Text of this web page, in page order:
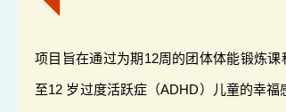
项目旨在通过为期12周的团体体能锻炼
至12 岁过度活跃症（ADHD）儿童的幸